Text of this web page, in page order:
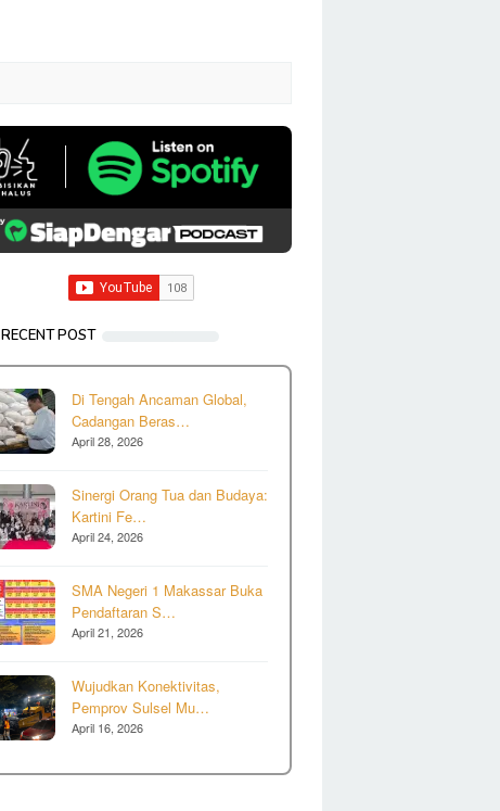
RECENT POST
Di Tengah Ancaman Global,
Cadangan Beras…
April 28, 2026
Sinergi Orang Tua dan Budaya:
Kartini Fe…
April 24, 2026
SMA Negeri 1 Makassar Buka
Pendaftaran S…
April 21, 2026
Wujudkan Konektivitas,
Pemprov Sulsel Mu…
April 16, 2026